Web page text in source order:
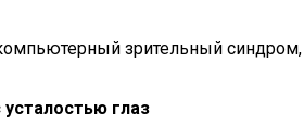
зрительный
глаз